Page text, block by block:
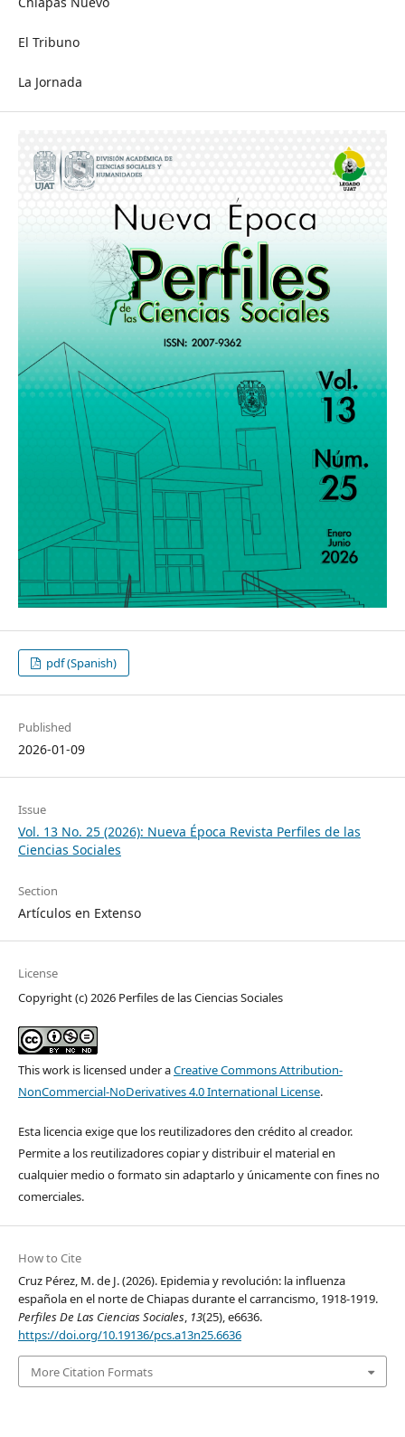
El Tribuno
La Jornada
pdf (Spanish)
Published
2026-01-09
Issue
Vol. 13 No. 25 (2026): Nueva Época Revista Perfiles de las
Ciencias Sociales
Section
Artículos en Extenso
License
Copyright (c) 2026 Perfiles de las Ciencias Sociales
This work is licensed under aCreative Commons Attribution-
NonCommercial-NoDerivatives 4.0 International License.
Esta licencia exige que los reutilizadores den crédito al creador.
Permite a los reutilizadores copiar y distribuir el material en
cualquier medio o formato sin adaptarlo y únicamente con fines no
comerciales.
How to Cite
Cruz Pérez, M. de J. (2026). Epidemia y revolución: la influenza
española en el norte de Chiapas durante el carrancismo, 1918-1919.
Perfiles De Las Ciencias Sociales, 13(25), e6636.
https://doi.org/10.19136/pcs.a13n25.6636
More Citation Formats